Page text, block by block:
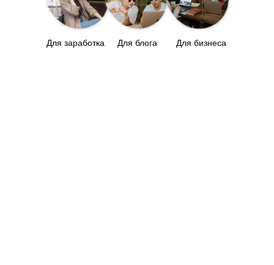
Для заработка Для блога Для бизнеса